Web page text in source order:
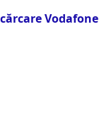
Vodafone